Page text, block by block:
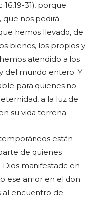
31), porque
que nos pedirá
hemos llevado, de
bienes, los propios y
atendido a los
del mundo entero. Y
para quienes no
a la luz de
su vida terrena.
están
de quienes
manifestado en
ese amor en el don
al encuentro de